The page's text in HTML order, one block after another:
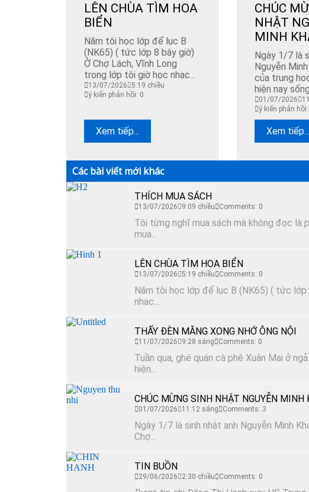
LÊN CHÙA TÌM HOA
BIỂN
Năm tôi học lớp để lục B
(NK65) ( tức lớp 8 bây giờ)
Ở Chợ Lách, Vĩnh Long
trong lớp tôi giờ học nhạc...
13/07/2026
5:19 chiều
ý kiến phản hồi: 0
Xem tiếp...
CHÚC
NHẬT
MINH
Ngày 1/7 là
Nguyễn
của trung
hiện nay
01/07/2026
ý kiến phản
Xem tiếp...
Các bài viết mới khác
THÍCH MUA SÁCH
13/07/2026 9:09 chiều Comments: 0
Tôi từng nghĩ mua sách mà không đọc là
mua...
LÊN CHÙA TÌM HOA BIỂN
13/07/2026 5:19 chiều Comments: 0
Năm tôi học lớp để lục B (NK65) ( tức
nhạc...
THẤY ĐÈN MĂNG XONG NHỚ ÔNG NỘI
11/07/2026 9:28 sáng Comments: 0
Tuần qua, ghé quán cà phê Xuân Mai ở
hiện...
CHÚC MỪNG SINH NHẬT NGUYỄN MINH
01/07/2026 11:12 sáng Comments: 3
Ngày 1/7 là sinh nhật anh Nguyễn Minh
Chợ...
TIN BUỒN
29/06/2026 2:30 chiều Comments: 0